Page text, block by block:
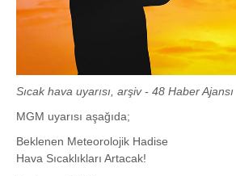
Sıcak hava uyarısı, arşiv - 48 Haber Ajansı
MGM uyarısı aşağıda;
Beklenen Meteorolojik Hadise
Hava Sıcaklıkları Artacak!